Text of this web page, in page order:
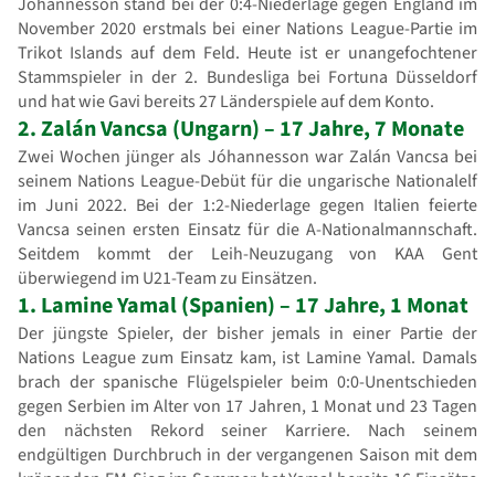
November 2020 erstmals bei einer Nations League-Partie im
Trikot Islands auf dem Feld. Heute ist er unangefochtener
Stammspieler in der 2. Bundesliga bei Fortuna Düsseldorf
und hat wie Gavi bereits 27 Länderspiele auf dem Konto.
2. Zalán Vancsa (Ungarn) – 17 Jahre, 7 Monate
Zwei Wochen jünger als Jóhannesson war Zalán Vancsa bei
seinem Nations League-Debüt für die ungarische Nationalelf
im Juni 2022. Bei der 1:2-Niederlage gegen Italien feierte
Vancsa seinen ersten Einsatz für die A-Nationalmannschaft.
Seitdem kommt der Leih-Neuzugang von KAA Gent
überwiegend im U21-Team zu Einsätzen.
1. Lamine Yamal (Spanien) – 17 Jahre, 1 Monat
Der jüngste Spieler, der bisher jemals in einer Partie der
Nations League zum Einsatz kam, ist Lamine Yamal. Damals
brach der spanische Flügelspieler beim 0:0-Unentschieden
gegen Serbien im Alter von 17 Jahren, 1 Monat und 23 Tagen
den nächsten Rekord seiner Karriere. Nach seinem
endgültigen Durchbruch in der vergangenen Saison mit dem